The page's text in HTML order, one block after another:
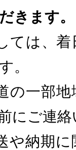
きます。
ては、
。
の一部
にご連
や納期